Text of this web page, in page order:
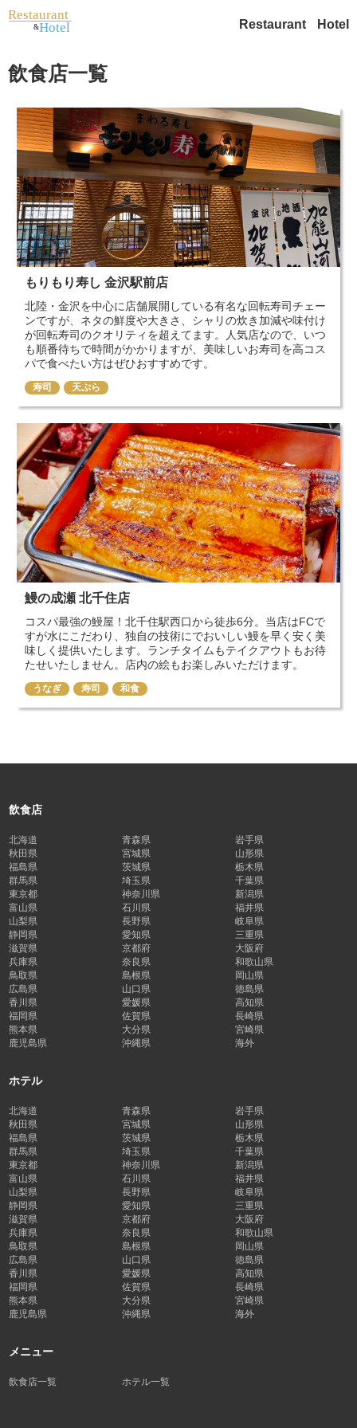
Restaurant Hotel
飲食店一覧
もりもり寿し 金沢駅前店
北陸・金沢を中心に店舗展開している有名な回転寿司チェー
ンですが、ネタの鮮度や大きさ、シャリの炊き加減や味付け
が回転寿司のクオリティを超えてます。人気店なので、いつ
も順番待ちで時間がかかりますが、美味しいお寿司を高コス
パで食べたい方はぜひおすすめです。
寿司 天ぷら
鰻の成瀬 北千住店
コスパ最強の鰻屋！北千住駅西口から徒歩6分。当店はFCで
すが水にこだわり、独自の技術にでおいしい鰻を早く安く美
味しく提供いたします。ランチタイムもテイクアウトもお待
たせいたしません。店内の絵もお楽しみいただけます。
うなぎ 寿司 和食
飲食店
北海道 青森県
岩手県
秋田県
宮城県
山形県
福島県
茨城県
栃木県
群馬県
埼玉県
千葉県
東京都
神奈川県
新潟県
富山県
石川県
福井県
山梨県
長野県
岐阜県
静岡県
愛知県
三重県
滋賀県
京都府
大阪府
兵庫県
奈良県
和歌山県
鳥取県
島根県
岡山県
広島県
山口県
徳島県
香川県
愛媛県
高知県
福岡県
佐賀県
長崎県
熊本県
大分県
宮崎県
鹿児島県
沖縄県 海外
ホテル
北海道 青森県
岩手県
秋田県
宮城県
山形県
福島県
茨城県
栃木県
群馬県
埼玉県
千葉県
東京都
神奈川県
新潟県
富山県
石川県
福井県
山梨県
長野県
岐阜県
静岡県
愛知県
三重県
滋賀県
京都府
大阪府
兵庫県
奈良県
和歌山県
鳥取県
島根県
岡山県
広島県
山口県
徳島県
香川県
愛媛県
高知県
福岡県
佐賀県
長崎県
熊本県
大分県
宮崎県
鹿児島県
沖縄県 海外
メニュー
飲食店一覧 ホテル一覧